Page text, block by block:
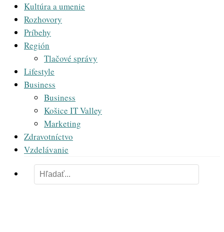
Kultúra a umenie
Rozhovory
Príbehy
Región
Tlačové správy
Lifestyle
Business
Business
Košice IT Valley
Marketing
Zdravotníctvo
Vzdelávanie